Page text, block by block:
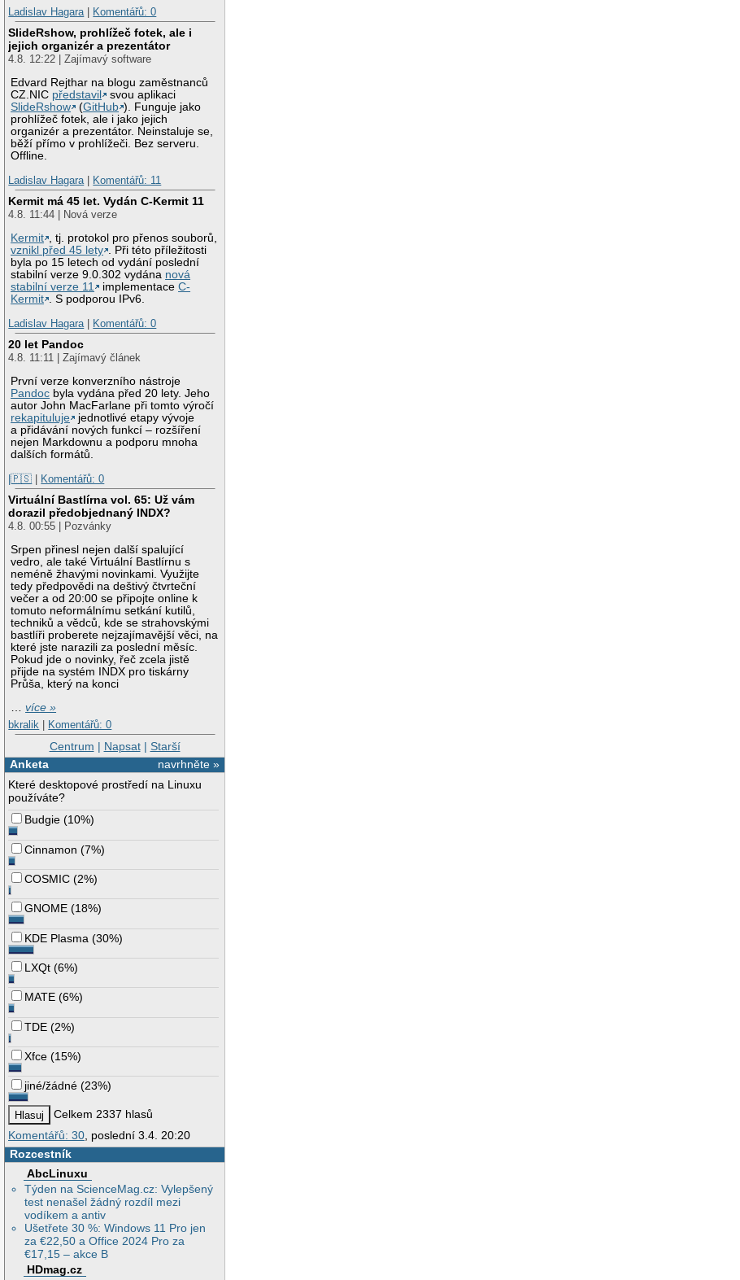
Ladislav Hagara | Komentářů: 0
SlideRshow, prohlížeč fotek, ale i
jejich organizér a prezentátor
4.8. 12:22 | Zajímavý software
Edvard Rejthar na blogu zaměstnanců
CZ.NIC představil
svou aplikaci
SlideRshow
(GitHub ). Funguje jako
prohlížeč fotek, ale i jako jejich
organizér a prezentátor. Neinstaluje se,
běží přímo v prohlížeči. Bez serveru.
Offline.
Ladislav Hagara | Komentářů: 11
Kermit má 45 let. Vydán C-Kermit 11
4.8. 11:44 | Nová verze
Kermit
, tj. protokol pro přenos souborů,
vznikl před 45 lety
. Při této příležitosti
byla po 15 letech od vydání poslední
stabilní verze 9.0.302 vydána nová
stabilní verze 11
implementaceC-
Kermit
. S podporou IPv6.
Ladislav Hagara | Komentářů: 0
20 let Pandoc
4.8. 11:11 | Zajímavý článek
První verze konverzního nástroje
Pandoc byla vydána před 20 lety. Jeho
autor John MacFarlane při tomto výročí
rekapituluje
jednotlivé etapy vývoje
a přidávání nových funkcí – rozšíření
nejen Markdownu a podporu mnoha
dalších formátů.
|🇵🇸 | Komentářů: 0
Virtuální Bastlírna vol. 65: Už vám
dorazil předobjednaný INDX?
4.8. 00:55 | Pozvánky
Srpen přinesl nejen další spalující
vedro, ale také Virtuální Bastlírnu s
neméně žhavými novinkami. Využijte
tedy předpovědi na deštivý čtvrteční
večer a od 20:00 se připojte online k
tomuto neformálnímu setkání kutilů,
techniků a vědců, kde se strahovskými
bastlíři proberete nejzajímavější věci, na
které jste narazili za poslední měsíc.
Pokud jde o novinky, řeč zcela jistě
přijde na systém INDX pro tiskárny
Průša, který na konci
…více »
bkralik
Komentářů: 0
Centrum | Napsat| Starší
navrhněte »
Anketa
Které desktopové prostředí na Linuxu
používáte?
Budgie (10%)
Cinnamon (7%)
COSMIC (2%)
GNOME (18%)
KDE Plasma (30%)
LXQt (6%)
MATE (6%)
TDE (2%)
Xfce (15%)
jiné/žádné (23%)
Celkem 2337 hlasů
Komentářů: 30 , poslední 3.4. 20:20
Rozcestník
AbcLinuxu
Týden na ScienceMag.cz: Vylepšený
test nenašel žádný rozdíl mezi
vodíkem a antiv
Ušetřete 30 %: Windows 11 Pro jen
za €22,50 a Office 2024 Pro za
€17,15 – akce B
HDmag.cz